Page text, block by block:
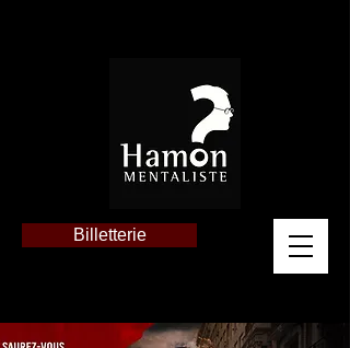
Billetterie